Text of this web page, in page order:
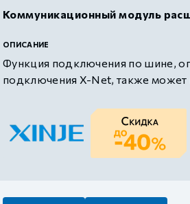
Коммуникационный модуль
ОПИСАНИЕ
Функция подключения по шине,
подключения X-Net, также может